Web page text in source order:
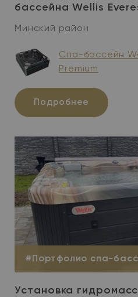
бассейна Wellis
Минский район
Спа-бассейн
Premium
Подробнее
#Портфолио спа-
Установка